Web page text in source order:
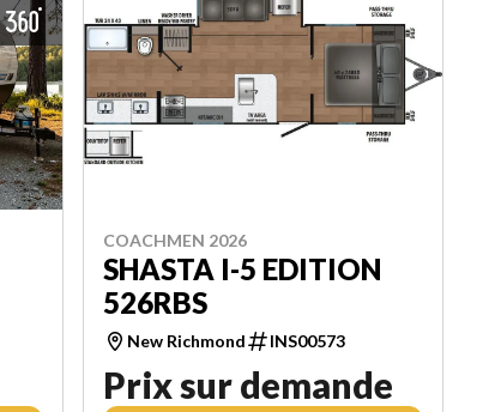
COACHMEN 2026
SHASTA I-5 EDITION
526RBS
New Richmond INS00573
Prix sur demande